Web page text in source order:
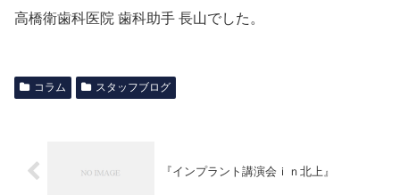
高橋衛歯科医院 歯科助手 長山でした。
コラム スタッフブログ
『インプラント講演会ｉｎ北上』